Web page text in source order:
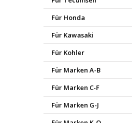
Für Honda
Für Kawasaki
Für Kohler
Für Marken A-B
Für Marken C-F
Für Marken G-J